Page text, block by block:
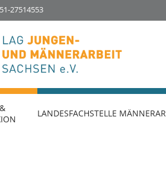
27514553
LANDESFACHSTELLE